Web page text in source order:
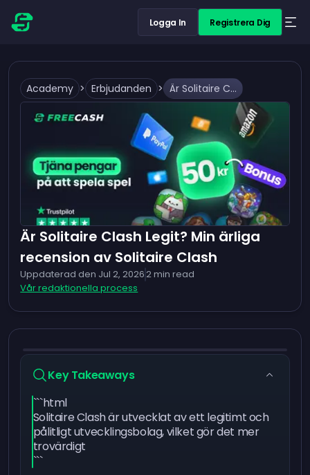
Logga In Registrera Dig
Academy > Erbjudanden > Är Solitaire Clash Legit? Min ärliga recension av Solitaire Clash
Är Solitaire Clash Legit? Min ärliga
recension av Solitaire Clash
Uppdaterad den Jul 2, 20262min read
Vår redaktionella process
Key Takeaways
```html
Solitaire Clash är utvecklat av ett legitimt och
pålitligt utvecklingsbolag, vilket gör det mer
trovärdigt
```